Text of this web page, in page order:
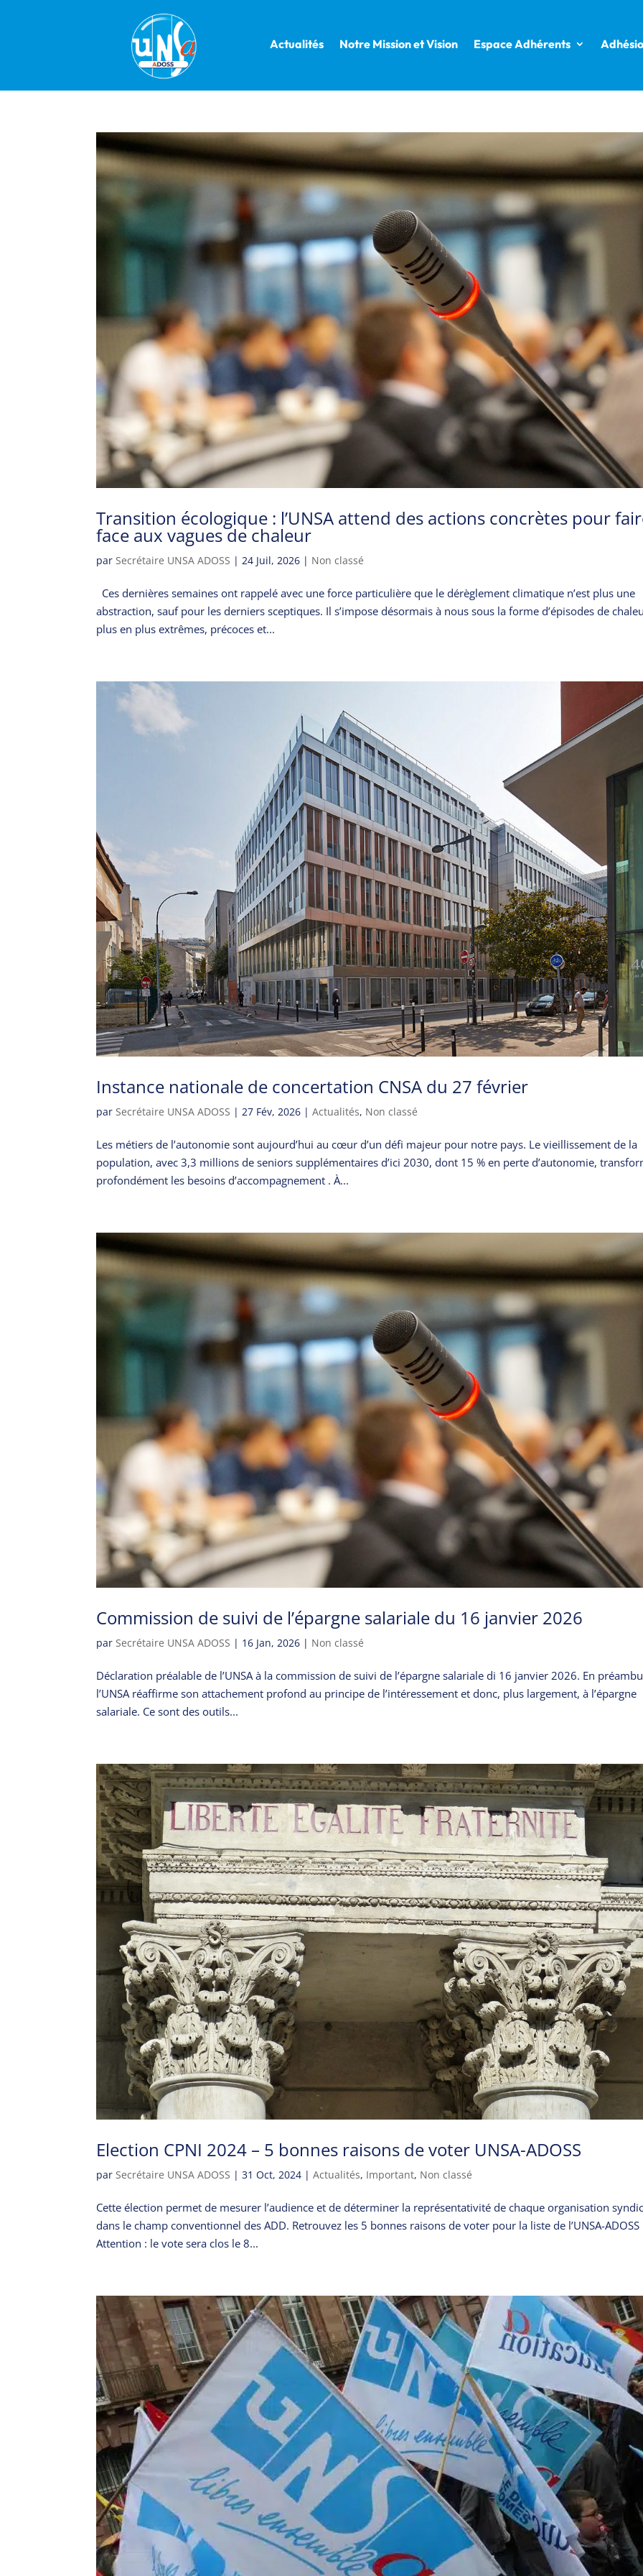
Actualités Notre Mission et Vision Espace Adhérents
Transition écologique : l’UNSA attend des actions concrètes pour
face aux vagues de chaleur
par Secrétaire UNSA ADOSS | 24 Juil, 2026 | Non classé
Ces dernières semaines ont rappelé avec une force particulière que le dérèglement climatique n’est plus une
abstraction, sauf pour les derniers sceptiques. Il s’impose désormais à nous sous la forme d’épisodes de
plus en plus extrêmes, précoces et...
Instance nationale de concertation CNSA du 27 février
par Secrétaire UNSA ADOSS | 27 Fév, 2026 |Actualités, Non classé
Les métiers de l’autonomie sont aujourd’hui au cœur d’un défi majeur pour notre pays. Le vieillissement de la
population, avec 3,3 millions de seniors supplémentaires d’ici 2030, dont 15 % en perte d’autonomie,
profondément les besoins d’accompagnement . À...
Commission de suivi de l’épargne salariale du 16 janvier 2026
parSecrétaire UNSA ADOSS | 16 Jan, 2026 | Non classé
Déclaration préalable de l’UNSA à la commission de suivi de l’épargne salariale di 16 janvier 2026. En
l’UNSA réaffirme son attachement profond au principe de l’intéressement et donc, plus largement, à l’épargne
salariale. Ce sont des outils...
Election CPNI 2024 – 5 bonnes raisons de voter UNSA-ADOSS
parSecrétaire UNSA ADOSS |31 Oct, 2024 |Actualités, Important, Non classé
Cette élection permet de mesurer l’audience et de déterminer la représentativité de chaque organisation
dans le champ conventionnel des ADD. Retrouvez les 5 bonnes raisons de voter pour la liste de l’UNSA-ADOSS
Attention : le vote sera clos le 8...